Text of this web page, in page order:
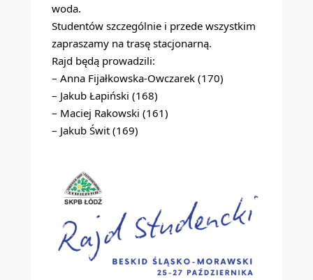
woda.
Studentów szczególnie i przede wszystkim
zapraszamy na trasę stacjonarną.
Rajd będą prowadzili:
– Anna Fijałkowska-Owczarek (170)
– Jakub Łapiński (168)
– Maciej Rakowski (161)
– Jakub Świt (169)